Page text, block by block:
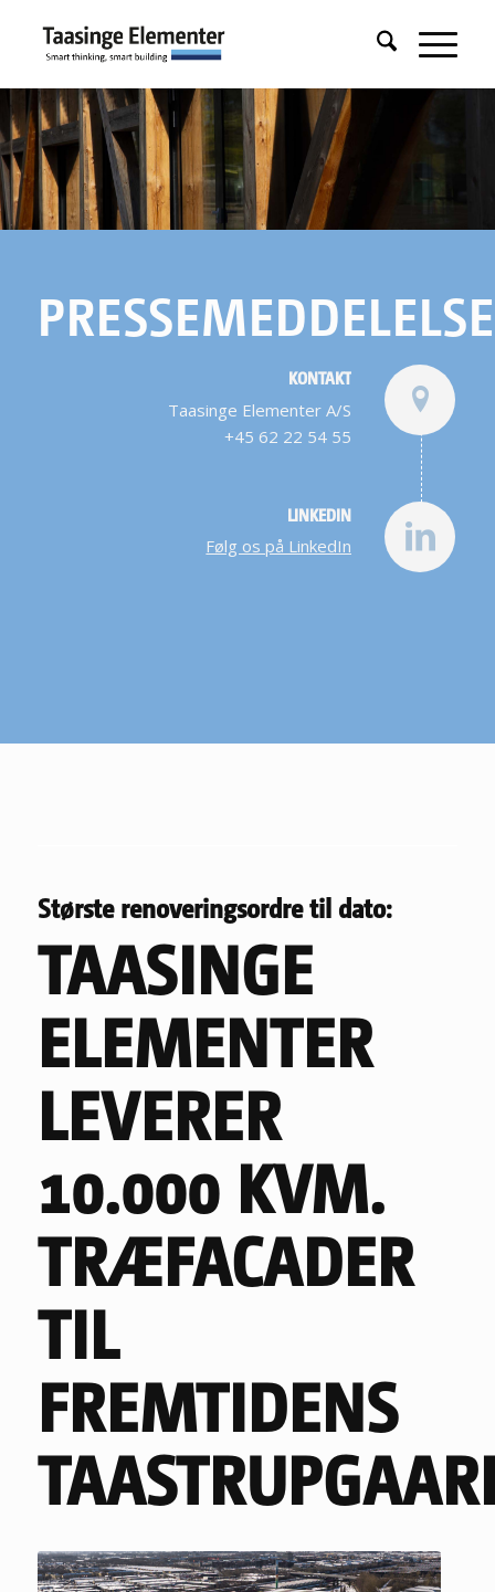
PRESSEMEDDELELSE
KONTAKT
Taasinge Elementer A/S
+45 62 22 54 55
LINKEDIN
Følg os på LinkedIn
Største renoveringsordre til dato:
TAASINGE
ELEMENTER
LEVERER
10.000 KVM.
TRÆFACADER
TIL
FREMTIDENS